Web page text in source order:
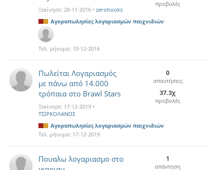
Ξεκίνησε: 28-11-2016 • zerohooks
προβολές
Αγοραπωλησίες λογαριασμών παιχνιδιών
Τελ. μήνυμα: 10-12-2016
Πωλείται Λογαριασμός
με πάνω από 14.000
τρόπαια στο Brawl Stars
Ξεκίνησε: 17-12-2019 •
ΤΣΙΡΚΟΛΑΝΟΣ
0
απαντήσεις
37.3χ
προβολές
Αγοραπωλησίες λογαριασμών παιχνιδιών
Τελ. μήνυμα: 17-12-2019
Πουαλω λογαριασμο στο
1
απάντηση